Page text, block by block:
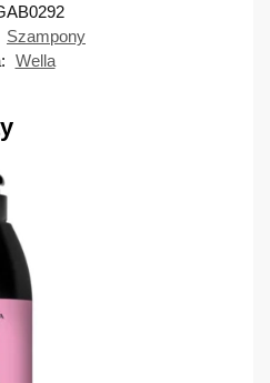
Szampony
Wella